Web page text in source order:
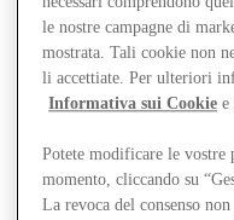
Cosa c'è in programma
Mangia e Bevi
Gift Card
Servizi
Altro
le nostre campagne di
mostrata. Tali cookie non
li accettiate. Per ulteriori
Informativa sui Cookie e
Potete modificare le vostre
momento, cliccando su
La revoca del consenso